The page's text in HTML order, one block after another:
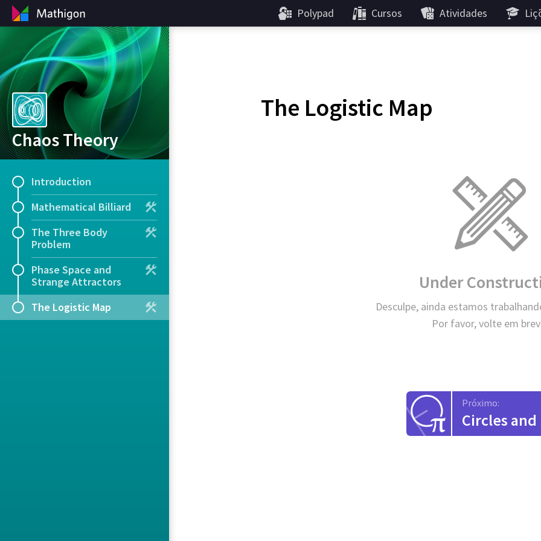
Polypad Cursos Atividades
Chaos Theory
Introduction
Mathematical Billiard
The Three Body
Problem
Phase Space and
Strange Attractors
The Logistic Map
The Logistic Map
Under
Desculpe, ainda estamos
Por favor, volte em
Próximo:
Circles and